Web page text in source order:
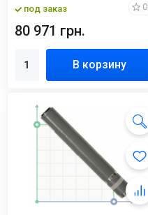
под заказ 0
80 971 грн.
В корзину